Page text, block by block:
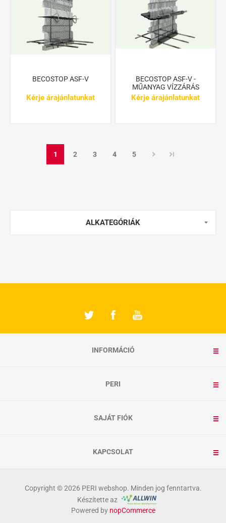
BECOSTOP ASF-V
Kérje árajánlatunkat
BECOSTOP ASF-V -
MŰANYAG VÍZZÁRÁS
Kérje árajánlatunkat
1 2 3 4 5
ALKATEGÓRIÁK
INFORMÁCIÓ
PERI
SAJÁT FIÓK
KAPCSOLAT
Copyright © 2026 PERI webshop. Minden jog fenntartva.
Készítette az
Powered by nopCommerce